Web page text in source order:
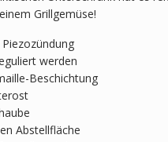
Grillgemüse!
werden
Beschichtung
Abstellfläche